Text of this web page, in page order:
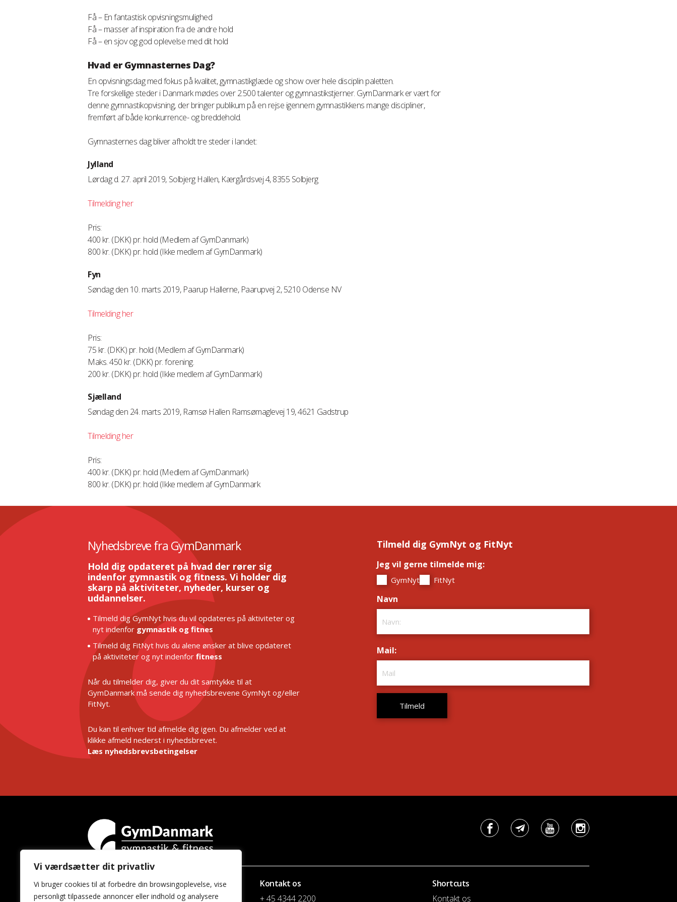
Vi værdsætter dit privatliv
Vi bruger cookies til at forbedre din browsingoplevelse, vise
personligt tilpassede annoncer eller indhold og analysere
Få – En fantastisk opvisningsmulighed
Få – masser af inspiration fra de andre hold
Få – en sjov og god oplevelse med dit hold
Hvad er Gymnasternes Dag?
En opvisningsdag med fokus på kvalitet, gymnastikglæde og show over hele disciplin paletten.
Tre forskellige steder i Danmark mødes over 2.500 talenter og gymnastikstjerner. GymDanmark er vært for
denne gymnastikopvisning, der bringer publikum på en rejse igennem gymnastikkens mange discipliner,
fremført af både konkurrence- og breddehold.
Gymnasternes dag bliver afholdt tre steder i landet:
Jylland
Lørdag d. 27. april 2019, Solbjerg Hallen, Kærgårdsvej 4, 8355 Solbjerg
Tilmelding her
Pris:
400 kr. (DKK) pr. hold (Medlem af GymDanmark)
800 kr. (DKK) pr. hold (Ikke medlem af GymDanmark)
Fyn
Søndag den 10. marts 2019, Paarup Hallerne, Paarupvej 2, 5210 Odense NV
Tilmelding her
Pris:
75 kr. (DKK) pr. hold (Medlem af GymDanmark)
Maks. 450 kr. (DKK) pr. forening.
200 kr. (DKK) pr. hold (Ikke medlem af GymDanmark)
Sjælland
Søndag den 24. marts 2019, Ramsø Hallen Ramsømaglevej 19, 4621 Gadstrup
Tilmelding her
Pris:
400 kr. (DKK) pr. hold (Medlem af GymDanmark)
800 kr. (DKK) pr. hold (Ikke medlem af GymDanmark
Nyhedsbreve fra GymDanmark
Hold dig opdateret på hvad der rører sig
indenfor gymnastik og fitness. Vi holder dig
skarp på aktiviteter, nyheder, kurser og
uddannelser.
Tilmeld dig GymNyt hvis du vil opdateres på aktiviteter og
nyt indenfor gymnastik og fitnes
Tilmeld dig FitNyt hvis du alene ønsker at blive opdateret
på aktiviteter og nyt indenfor fitness
Når du tilmelder dig, giver du dit samtykke til at
GymDanmark må sende dig nyhedsbrevene GymNyt og/eller
FitNyt.
Du kan til enhver tid afmelde dig igen. Du afmelder ved at
klikke afmeld nederst i nyhedsbrevet.
Læs nyhedsbrevsbetingelser
Tilmeld dig GymNyt og FitNyt
Jeg vil gerne tilmelde mig:
GymNyt FitNyt
Navn
Mail:
GymDanmark
Idrættens Hus
Kontakt os
+ 45 4344 2200
Shortcuts
Kontakt os